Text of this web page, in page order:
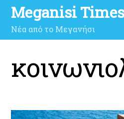
Meganisi
Νέα από το Μεγανήσι